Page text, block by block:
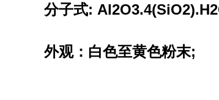
分子式:
外观： 白色至黄色粉末